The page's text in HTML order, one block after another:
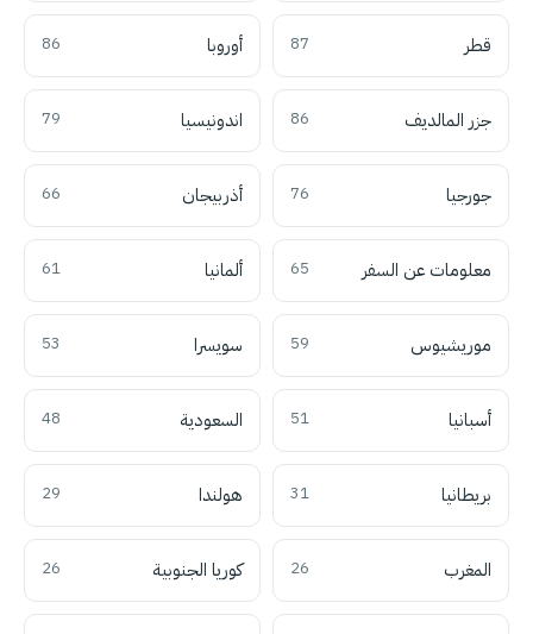
قطر 87 أوروبا 86
جزر المالديف 86 اندونيسيا 79
جورجيا 76 أذربيجان 66
معلومات عن السفر 65 ألمانيا 61
موريشيوس 59 سويسرا 53
أسبانيا 51 السعودية 48
بريطانيا 31 هولندا 29
المغرب 26 كوريا الجنوبية 26